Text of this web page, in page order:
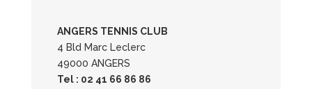
ANGERS TENNIS CLUB
4 Bld Marc Leclerc
49000 ANGERS
Tel : 02 41 66 86 86